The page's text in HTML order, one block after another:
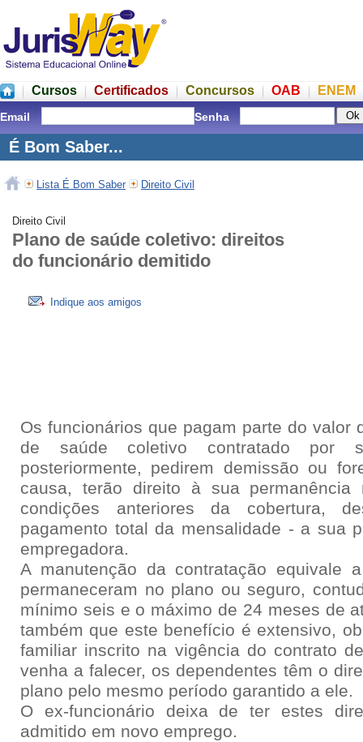
Cursos Certificados Concursos OAB ENEM
Email Senha
É Bom Saber...
Lista É Bom Saber Direito Civil
Direito Civil
Plano de saúde coletivo: direitos
do funcionário demitido
Indique aos amigos
Os funcionários que pagam parte do valor
de saúde coletivo contratado por
posteriormente, pedirem demissão ou
causa, terão direito à sua
condições anteriores da cobertura,
pagamento total da mensalidade - a sua
empregadora.
A manutenção da contratação equivale
permaneceram no plano ou seguro,
mínimo seis e o máximo de 24 meses de
também que este benefício é extensivo,
familiar inscrito na vigência do contrato
venha a falecer, os dependentes têm o
plano pelo mesmo período garantido a ele.
O ex-funcionário deixa de ter estes
admitido em novo emprego.